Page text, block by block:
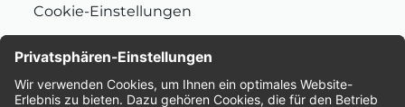
Cookie-Einstellungen